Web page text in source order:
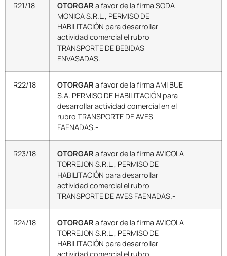
R21/18 OTORGAR a favor de la firma SODA
MONICA S.R.L., PERMISO DE
HABILITACIÓN para desarrollar
actividad comercial el rubro
TRANSPORTE DE BEBIDAS
ENVASADAS.-
R22/18 OTORGAR a favor de la firma AMI BUE
S.A. PERMISO DE HABILITACIÓN para
desarrollar actividad comercial en el
rubro TRANSPORTE DE AVES
FAENADAS.-
R23/18 OTORGAR a favor de la firma AVICOLA
TORREJON S.R.L., PERMISO DE
HABILITACIÓN para desarrollar
actividad comercial el rubro
TRANSPORTE DE AVES FAENADAS.-
R24/18 OTORGAR a favor de la firma AVICOLA
TORREJON S.R.L., PERMISO DE
HABILITACIÓN para desarrollar